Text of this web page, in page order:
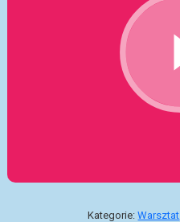
Kategorie:Warsztat